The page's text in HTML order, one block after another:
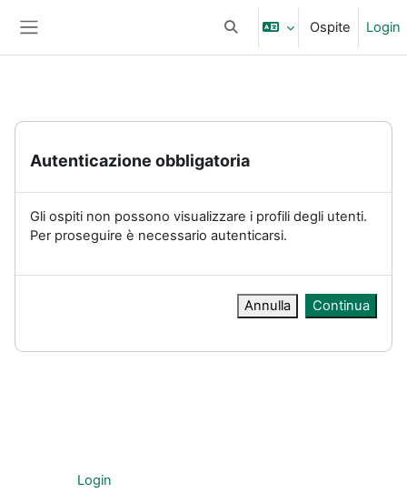
Attiva/disattiva input di
Ospite Login
Autenticazione obbligatoria
Gli ospiti non possono visualizzare i profili degli utenti.
Per proseguire è necessario autenticarsi.
Annulla Continua
Login